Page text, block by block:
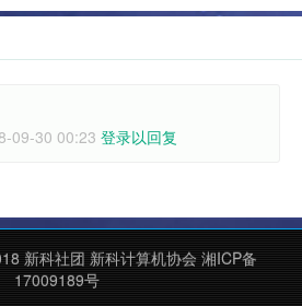
09-30 00:23 登录以回复
新科社团 新科计算机协会 湘ICP备
17009189号